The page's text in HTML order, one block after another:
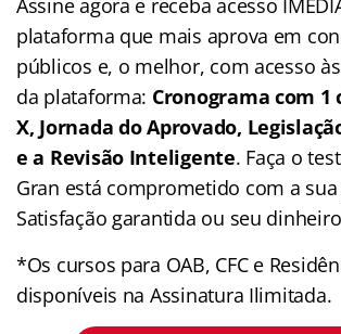
Assine agora e receba acesso
plataforma que mais aprova em
públicos e, o melhor, com acesso
da plataforma: Cronograma com 1
X, Jornada do Aprovado,
e a Revisão Inteligente. Faça o
Gran está comprometido com a
Satisfação garantida ou seu
*Os cursos para OAB, CFC e
disponíveis na Assinatura Ilimitada.